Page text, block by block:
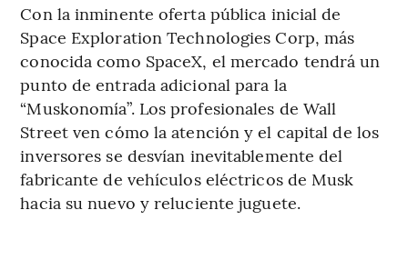
Con la inminente oferta pública inicial de
Space Exploration Technologies Corp, más
conocida como SpaceX, el mercado tendrá un
punto de entrada adicional para la
“Muskonomía”. Los profesionales de Wall
Street ven cómo la atención y el capital de los
inversores se desvían inevitablemente del
fabricante de vehículos eléctricos de Musk
hacia su nuevo y reluciente juguete.